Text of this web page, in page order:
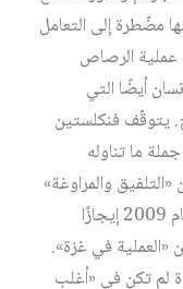
مضّطرة إلى التعامل
عملية الرصاص
أيضًا التي
يتوقّف فنكلستين
ما تناوله
والمراوغة»
التي لجأت إليها إسرائيل، حيث أصدرت عام 2009 إيجازًا
«العملية في غزة».
لم تكن في «أغلب